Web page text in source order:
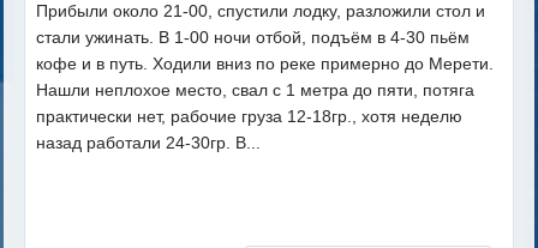
Прибыли около 21-00, спустили лодку, разложили стол и
стали ужинать. В 1-00 ночи отбой, подъём в 4-30 пьём
кофе и в путь. Ходили вниз по реке примерно до Мерети.
Нашли неплохое место, свал с 1 метра до пяти, потяга
практически нет, рабочие груза 12-18гр., хотя неделю
назад работали 24-30гр. В...